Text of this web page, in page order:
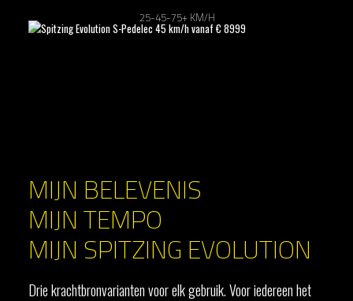
25-45-75+ KM/H
MIJN BELEVENIS
MIJN TEMPO
MIJN SPITZING EVOLUTION
Drie krachtbronvarianten voor elk gebruik. Voor iedereen het